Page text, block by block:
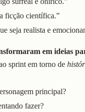
ficção científica.”
seja realista e
em ideias
sprint em torno de
principal?
fazer?